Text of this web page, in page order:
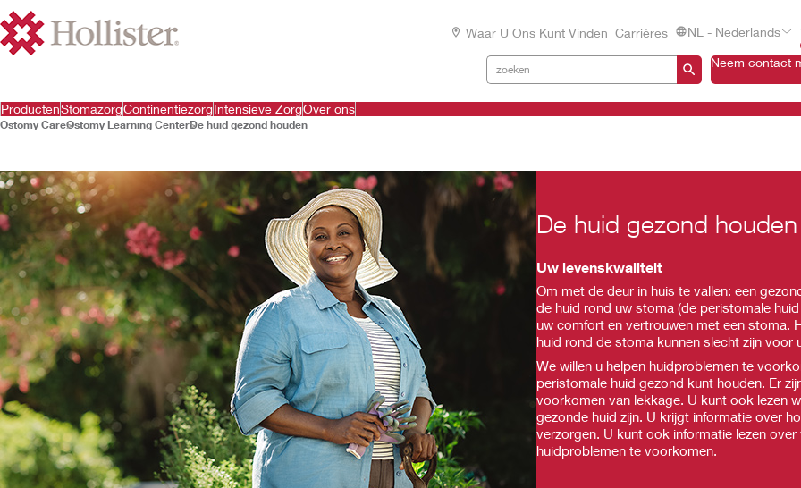
Waar U Ons Kunt Vinden Carrières NL - Nederlands
Neem contact
ProductenStomazorgContinentiezorgIntensieve ZorgOver ons
Ostomy CareOstomy Learning CenterDe huid gezond houden
De huid gezond houden
Uw levenskwaliteit
Om met de deur in huis te vallen: een
de huid rond uw stoma (de peristomale
uw comfort en vertrouwen met een stoma.
huid rond de stoma kunnen slecht zijn voor
We willen u helpen huidproblemen te
peristomale huid gezond kunt houden. Er
voorkomen van lekkage. U kunt ook lezen
gezonde huid zijn. U krijgt informatie over
verzorgen. U kunt ook informatie lezen
huidproblemen te voorkomen.